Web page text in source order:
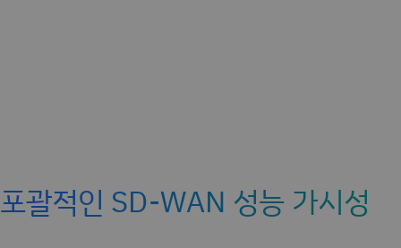
포괄적인 SD-WAN 성능 가시성